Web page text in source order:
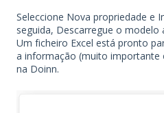
Seleccione Nova propriedade e
seguida, Descarregue o modelo
Um ficheiro Excel está pronto
a informação (muito importante
na Doinn.